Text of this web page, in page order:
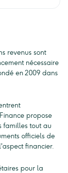
revenus sont
nécessaire
en 2009 dans
propose
familles tout au
officiels de
financier.
pour la